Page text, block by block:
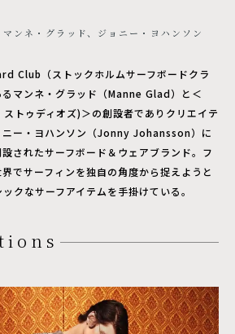
ネ・グラッド、ジョニー・ヨハンソン
Club（ストックホルムサーフボードクラ
マンネ・グラッド（Manne Glad）と＜
トゥディオズ)＞の創設者でありクリエイテ
ニー・ヨハンソン（Jonny Johansson）に
されたサーフボード＆ウェアブランド。フ
でサーフィンを独自の角度から捉えようと
クなサーフアイテムを手掛けている。